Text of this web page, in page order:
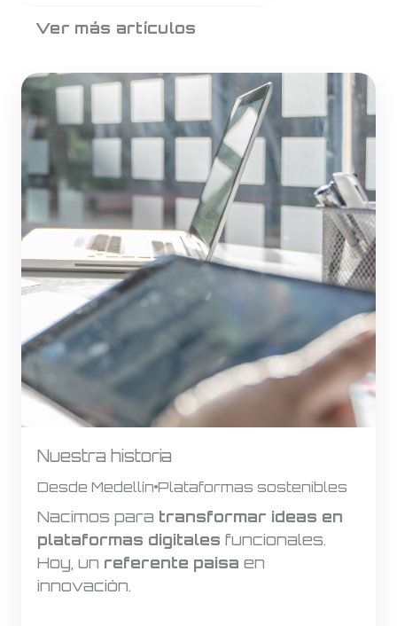
Ver más artículos
Nuestra historia
Desde Medellín Plataformas sostenibles
Nacimos para transformar ideas en
plataformas digitales funcionales.
Hoy, un referente paisa en
innovación.